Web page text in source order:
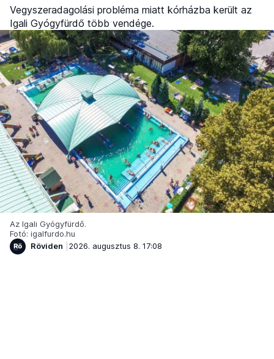
Vegyszeradagolási probléma miatt kórházba került az
Igali Gyógyfürdő több vendége.
Az Igali Gyógyfürdő.
Fotó: igalfurdo.hu
Röviden
2026. augusztus 8. 17:08